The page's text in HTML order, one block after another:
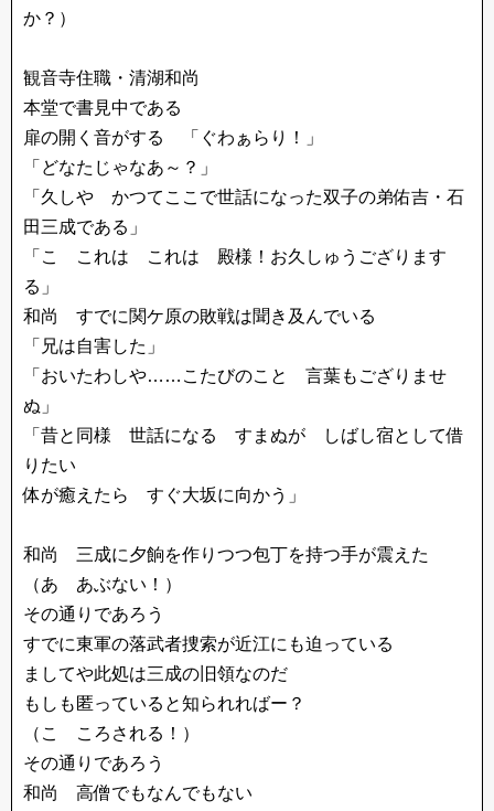
か？）
観音寺住職・清湖和尚
本堂で書見中である
扉の開く音がする 「ぐわぁらり！」
「どなたじゃなあ～？」
「久しや かつてここで世話になった双子の弟佑吉・石
田三成である」
「こ これは これは 殿様！お久しゅうござります
る」
和尚 すでに関ケ原の敗戦は聞き及んでいる
「兄は自害した」
「おいたわしや……こたびのこと 言葉もござりませ
ぬ」
「昔と同様 世話になる すまぬが しばし宿として借
りたい
体が癒えたら すぐ大坂に向かう」
和尚 三成に夕餉を作りつつ包丁を持つ手が震えた
（あ あぶない！）
その通りであろう
すでに東軍の落武者捜索が近江にも迫っている
ましてや此処は三成の旧領なのだ
もしも匿っていると知られればー？
（こ ころされる！）
その通りであろう
和尚 高僧でもなんでもない